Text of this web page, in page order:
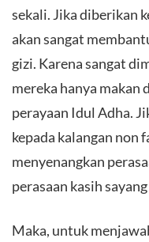
sekali. Jika diberikan
akan sangat
gizi. Karena sangat
mereka hanya makan
perayaan Idul Adha.
kepada kalangan non
menyenangkan
perasaan kasih
Maka, untuk